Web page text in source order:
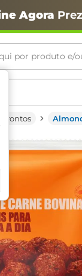
Agora
por produto
Prontos
buscados